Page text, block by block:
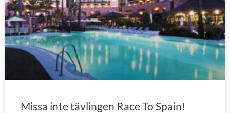
Missa inte tävlingen Race To Spain!